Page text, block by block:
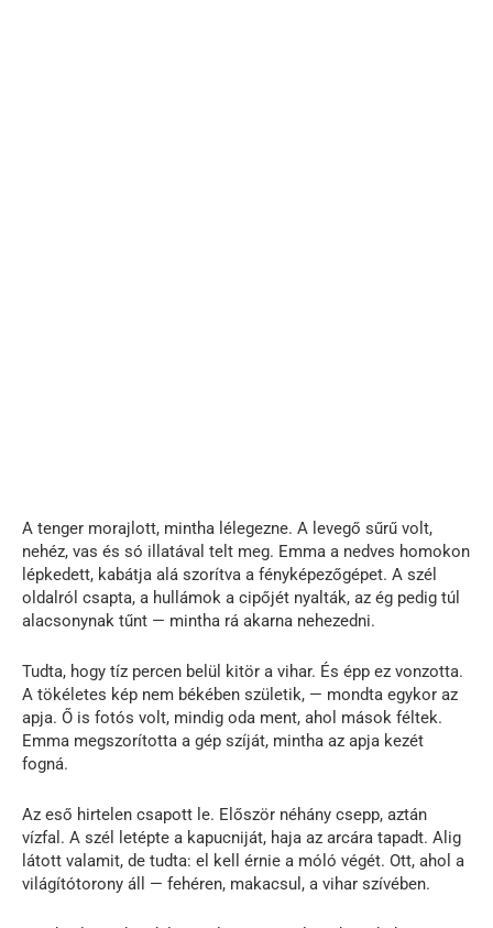
A tenger morajlott, mintha lélegezne. A levegő sűrű volt,
nehéz, vas és só illatával telt meg. Emma a nedves homokon
lépkedett, kabátja alá szorítva a fényképezőgépet. A szél
oldalról csapta, a hullámok a cipőjét nyalták, az ég pedig túl
alacsonynak tűnt — mintha rá akarna nehezedni.
Tudta, hogy tíz percen belül kitör a vihar. És épp ez vonzotta.
A tökéletes kép nem békében születik, — mondta egykor az
apja. Ő is fotós volt, mindig oda ment, ahol mások féltek.
Emma megszorította a gép szíját, mintha az apja kezét
fogná.
Az eső hirtelen csapott le. Először néhány csepp, aztán
vízfal. A szél letépte a kapucniját, haja az arcára tapadt. Alig
látott valamit, de tudta: el kell érnie a móló végét. Ott, ahol a
világítótorony áll — fehéren, makacsul, a vihar szívében.